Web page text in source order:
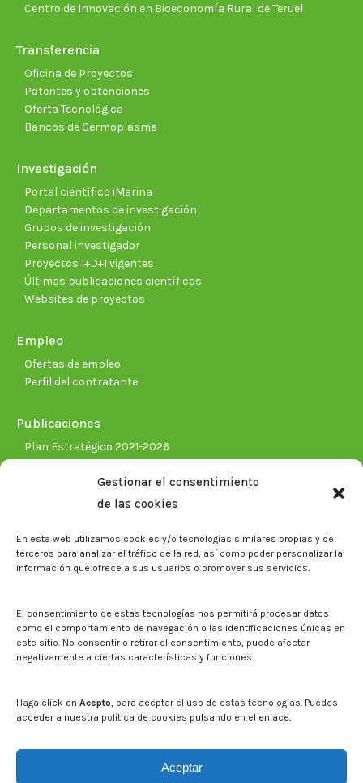
Gestionar el consentimiento
de las cookies
En esta web utilizamos cookies y/o tecnologías similares propias y de
terceros para analizar el tráfico de la red, así como poder personalizar la
información que ofrece a sus usuarios o promover sus servicios.
El consentimiento de estas tecnologías nos permitirá procesar datos
como el comportamiento de navegación o las identificaciones únicas en
este sitio. No consentir o retirar el consentimiento, puede afectar
negativamente a ciertas características y funciones.
Haga click en Acepto, para aceptar el uso de estas tecnologías. Puedes
acceder a nuestra política de cookies pulsando en el enlace.
Aceptar
Centro de Innovación en Bioeconomía Rural de Teruel
Transferencia
Oficina de Proyectos
Patentes y obtenciones
Oferta Tecnológica
Bancos de Germoplasma
Investigación
Portal científico iMarina
Departamentos de investigación
Grupos de investigación
Personal investigador
Proyectos I+D+I vigentes
Últimas publicaciones científicas
Websites de proyectos
Empleo
Ofertas de empleo
Perfil del contratante
Publicaciones
Plan Estratégico 2021-2026
Biblioteca. Repositorio CITAREA
Eventos
Boletín electrónico cita2
Contacto
Buscar en la web del CITA